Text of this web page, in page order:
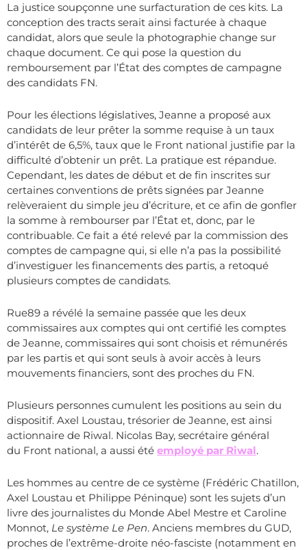
La justice soupçonne une surfacturation de ces kits. La
conception des tracts serait ainsi facturée à chaque
candidat, alors que seule la photographie change sur
chaque document. Ce qui pose la question du
remboursement par l’État des comptes de campagne
des candidats FN.
Pour les élections législatives, Jeanne a proposé aux
candidats de leur prêter la somme requise à un taux
d’intérêt de 6,5%, taux que le Front national justifie par la
difficulté d’obtenir un prêt. La pratique est répandue.
Cependant, les dates de début et de fin inscrites sur
certaines conventions de prêts signées par Jeanne
relèveraient du simple jeu d’écriture, et ce afin de gonfler
la somme à rembourser par l’État et, donc, par le
contribuable. Ce fait a été relevé par la commission des
comptes de campagne qui, si elle n’a pas la possibilité
d’investiguer les financements des partis, a retoqué
plusieurs comptes de candidats.
Rue89 a révélé la semaine passée que les deux
commissaires aux comptes qui ont certifié les comptes
de Jeanne, commissaires qui sont choisis et rémunérés
par les partis et qui sont seuls à avoir accès à leurs
mouvements financiers, sont des proches du FN.
Plusieurs personnes cumulent les positions au sein du
dispositif. Axel Loustau, trésorier de Jeanne, est ainsi
actionnaire de Riwal. Nicolas Bay, secrétaire général
du Front national, a aussi été employé par Riwal.
Les hommes au centre de ce système (Frédéric Chatillon,
Axel Loustau et Philippe Péninque) sont les sujets d’un
livre des journalistes du Monde Abel Mestre et Caroline
Monnot, Le système Le Pen. Anciens membres du GUD,
proches de l’extrême-droite néo-fasciste (notamment en